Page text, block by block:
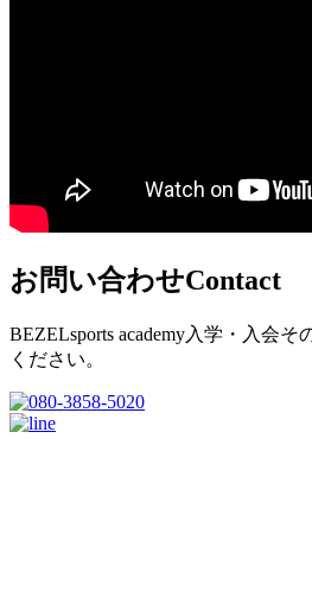
お問い合わせContact
BEZELsports academy入学・入会
ください。